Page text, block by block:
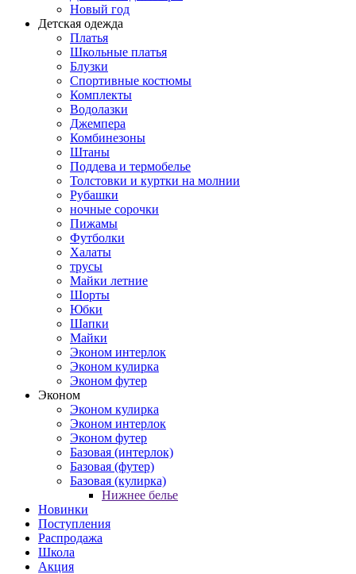
Новый год
Детская одежда
Платья
Школьные платья
Блузки
Спортивные костюмы
Комплекты
Водолазки
Джемпера
Комбинезоны
Штаны
Поддева и термобелье
Толстовки и куртки на молнии
Рубашки
ночные сорочки
Пижамы
Футболки
Халаты
трусы
Майки летние
Шорты
Юбки
Шапки
Майки
Эконом интерлок
Эконом кулирка
Эконом футер
Эконом
Эконом кулирка
Эконом интерлок
Эконом футер
Базовая (интерлок)
Базовая (футер)
Базовая (кулирка)
Нижнее белье
Новинки
Поступления
Распродажа
Школа
Акция